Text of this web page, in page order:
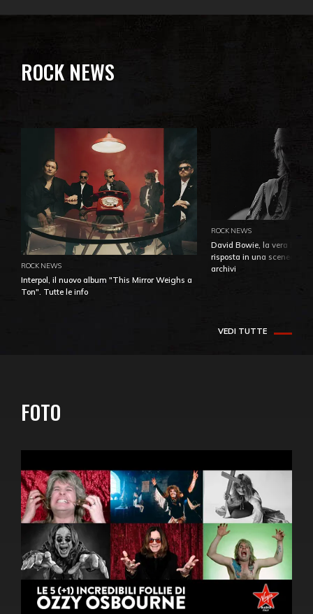
ROCK NEWS
ROCK NEWS
Interpol, il nuovo album "This Mirror Weighs a
Ton". Tutte le info
ROCK NEWS
David Bowie, la vera
risposta in una
archivi
VEDI TUTTE
FOTO